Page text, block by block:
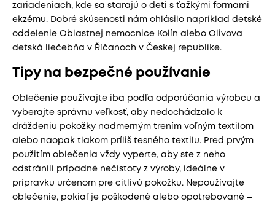
zariadeniach, kde sa starajú o deti s ťažkými formami
ekzému. Dobré skúsenosti nám ohlásilo napríklad detské
oddelenie Oblastnej nemocnice Kolín alebo Olivova
detská liečebňa v Říčanoch v Českej republike.
Tipy na bezpečné používanie
Oblečenie používajte iba podľa odporúčania výrobcu a
vyberajte správnu veľkosť, aby nedochádzalo k
dráždeniu pokožky nadmerným trením voľným textilom
alebo naopak tlakom príliš tesného textilu. Pred prvým
použitím oblečenia vždy vyperte, aby ste z neho
odstránili prípadné nečistoty z výroby, ideálne v
prípravku určenom pre citlivú pokožku. Nepoužívajte
oblečenie, pokiaľ je poškodené alebo opotrebované –